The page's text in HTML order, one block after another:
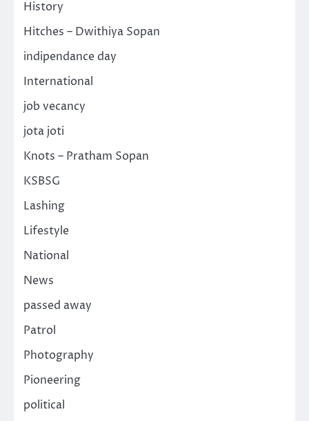
History
Hitches – Dwithiya Sopan
indipendance day
International
job vecancy
jota joti
Knots – Pratham Sopan
KSBSG
Lashing
Lifestyle
National
News
passed away
Patrol
Photography
Pioneering
political